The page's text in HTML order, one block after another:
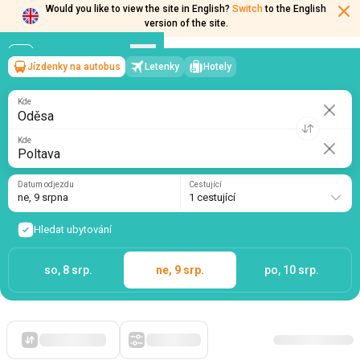
Would you like to view the site in English? Switch to the English
version of the site.
Oděsa→Poltava
ne, 9 srpna/1 cestující
Jízdenky na autobus Letenky Hotely
Kde
Kde
Datum odjezdu
ne, 9 srpna
Cestující
1 cestující
Hledat ubytování
so, 8 srp. ne, 9 srp. po, 10 srp.